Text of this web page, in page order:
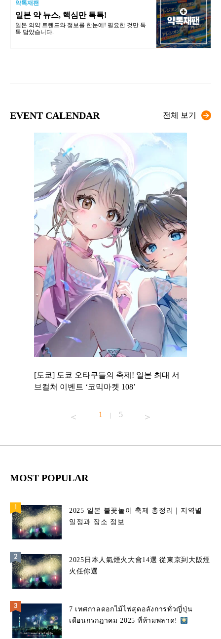
약톡재팬
일본 약 뉴스, 핵심만 톡톡!
일본 의약 트렌드와 정보를 한눈에! 필요한 것만 톡
톡 담았습니다.
EVENT CALENDAR 전체 보기
[도쿄] 도쿄 오타쿠들의 축제! 일본 최대 서
브컬처 이벤트 ‘코믹마켓 108’
1 | 5
MOST POPULAR
2025 일본 불꽃놀이 축제 총정리｜지역별
일정과 장소 정보
2025日本人氣煙火大會14選 從東京到大阪煙
火任你選
7 เทศกาลดอกไม้ไฟสุดอลังการทั่วญี่ปุ่น
เดือนกรกฎาคม 2025 ที่ห้ามพลาด!